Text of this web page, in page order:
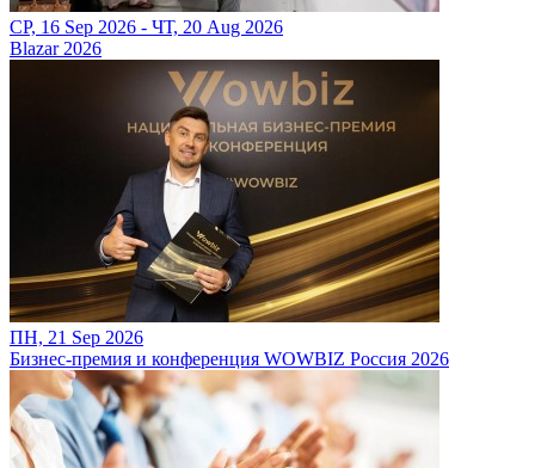
СР, 16 Sep 2026 - ЧТ, 20 Aug 2026
Blazar 2026
ПН, 21 Sep 2026
Бизнес-премия и конференция WOWBIZ Россия 2026